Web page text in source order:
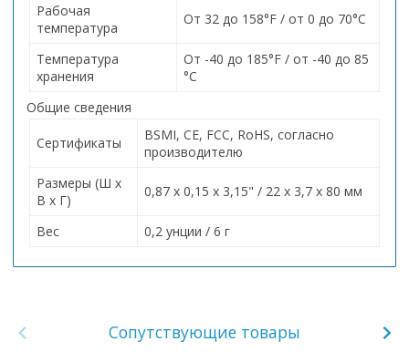
Рабочая
температура
От 32 до 158°F / от 0 до 70°C
Температура
хранения
От -40 до 185°F / от -40 до 85
°C
Общие сведения
Сертификаты
BSMI, CE, FCC, RoHS, согласно
производителю
Размеры (Ш x
В x Г)
0,87 x 0,15 x 3,15" / 22 x 3,7 x 80 мм
Вес 0,2 унции / 6 г
Сопутствующие товары